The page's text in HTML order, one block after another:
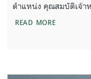
ตำแหน่ง คุณสมบัติเจ้า
READ MOREมูลนิธิสืบน